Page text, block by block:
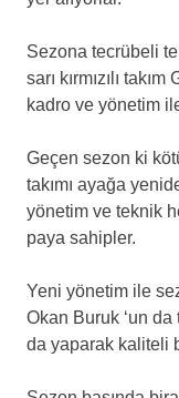
Sezona tecrübeli
sarı kırmızılı
kadro ve yönetim
Geçen sezon ki
takımı ayağa
yönetim ve teknik
paya sahipler.
Yeni yönetim ile
Okan Buruk ‘un da
da yaparak kaliteli